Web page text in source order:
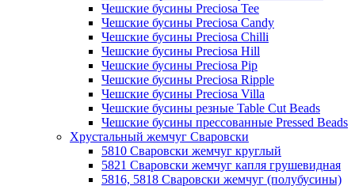
Чешские бусины Preciosa Tee
Чешские бусины Preciosa Candy
Чешские бусины Preciosa Chilli
Чешские бусины Preciosa Hill
Чешские бусины Preciosa Pip
Чешские бусины Preciosa Ripple
Чешские бусины Preciosa Villa
Чешские бусины резные Table Cut Beads
Чешские бусины прессованные Pressed Beads
Хрустальный жемчуг Сваровски
5810 Сваровски жемчуг круглый
5821 Сваровски жемчуг капля грушевидная
5816, 5818 Сваровски жемчуг (полубусины)